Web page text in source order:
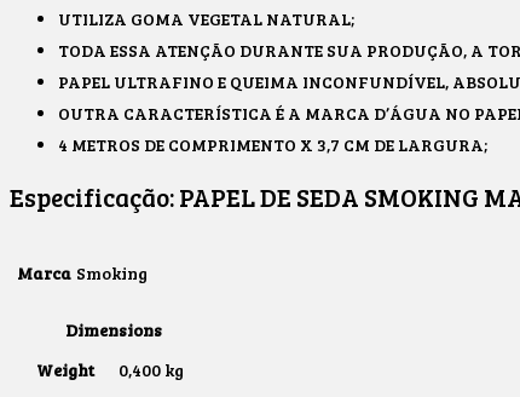
UTILIZA GOMA VEGETAL NATURAL;
TODA ESSA ATENÇÃO DURANTE SUA PRODUÇÃO, A
PAPEL ULTRAFINO E QUEIMA INCONFUNDÍVEL,
OUTRA CARACTERÍSTICA É A MARCA D’ÁGUA NO
4 METROS DE COMPRIMENTO X 3,7 CM DE LARGURA;
Especificação:PAPEL DE SEDA SMOKING
Marca Smoking
Dimensions
Weight
0,400 kg